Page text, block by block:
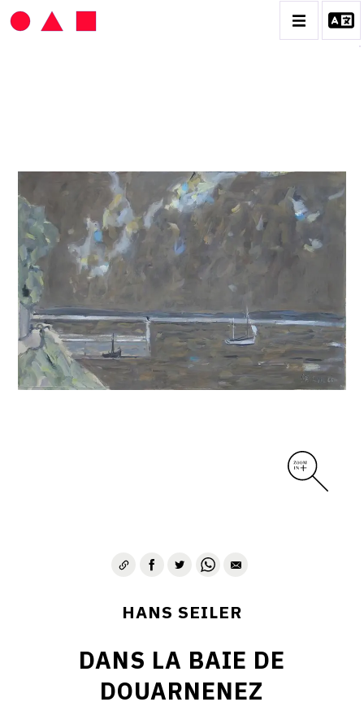
BIOGRAPHIE
CATALOGUE DES OEUVRES
VOL. 1 : LES PEINTURES
VOL. 2 : LES GOUACHES
VOL. 3 : CRAYONS DE COULEUR ET FUSAINS
CONTACT
HANS SEILER
DANS LA BAIE DE
DOUARNENEZ